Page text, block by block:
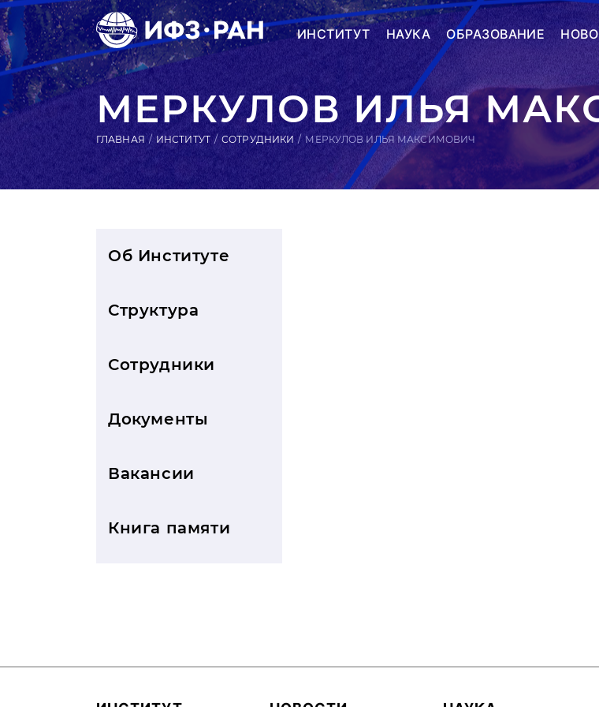
ИНСТИТУТ НАУКА ОБРАЗОВАНИЕ
МЕРКУЛОВ ИЛЬЯ
ГЛАВНАЯ ИНСТИТУТ СОТРУДНИКИ МЕРКУЛОВ ИЛЬЯ МАКСИМОВИЧ
Об Институте
Структура
Сотрудники
Документы
Вакансии
Книга памяти